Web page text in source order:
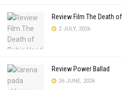
Review Film The Death
2 JULY, 2026
Review Power Ballad
26 JUNE, 2026